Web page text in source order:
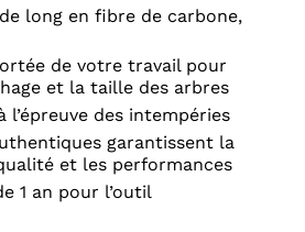
long en fibre de carbone,
de votre travail pour
et la taille des arbres
l’épreuve des intempéries
garantissent la
et les performances
1 an pour l’outil